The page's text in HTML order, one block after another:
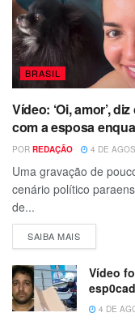
BRASIL
Vídeo: ‘Oi, amor’,
com a esposa
POR REDAÇÃO 4 DE
Uma gravação de
cenário político
de...
SAIBA MAIS
Vídeo
4 DE